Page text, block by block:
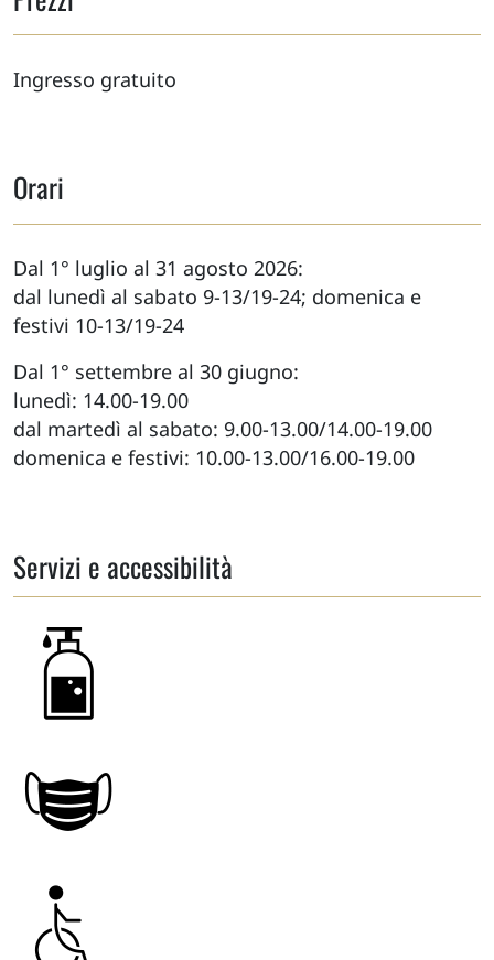
Ingresso gratuito
Orari
Dal 1° luglio al 31 agosto 2026:
dal lunedì al sabato 9-13/19-24; domenica e
festivi 10-13/19-24
Dal 1° settembre al 30 giugno:
lunedì: 14.00-19.00
dal martedì al sabato: 9.00-13.00/14.00-19.00
domenica e festivi: 10.00-13.00/16.00-19.00
Servizi e accessibilità